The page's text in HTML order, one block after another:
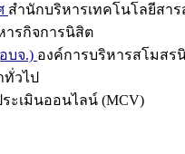
สำนักบริหารเทคโนโลยีสาร
ารกิจการนิสิต
บจ.) องค์การบริหารสโมสร
วไป
ะเมินออนไลน์ (MCV)